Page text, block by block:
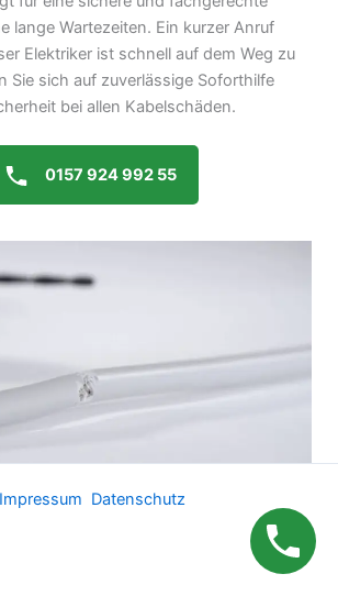
lange Wartezeiten. Ein kurzer Anruf
Elektriker ist schnell auf dem Weg zu
Sie sich auf zuverlässige Soforthilfe
bei allen Kabelschäden.
0157 924 992 55
Impressum Datenschutz